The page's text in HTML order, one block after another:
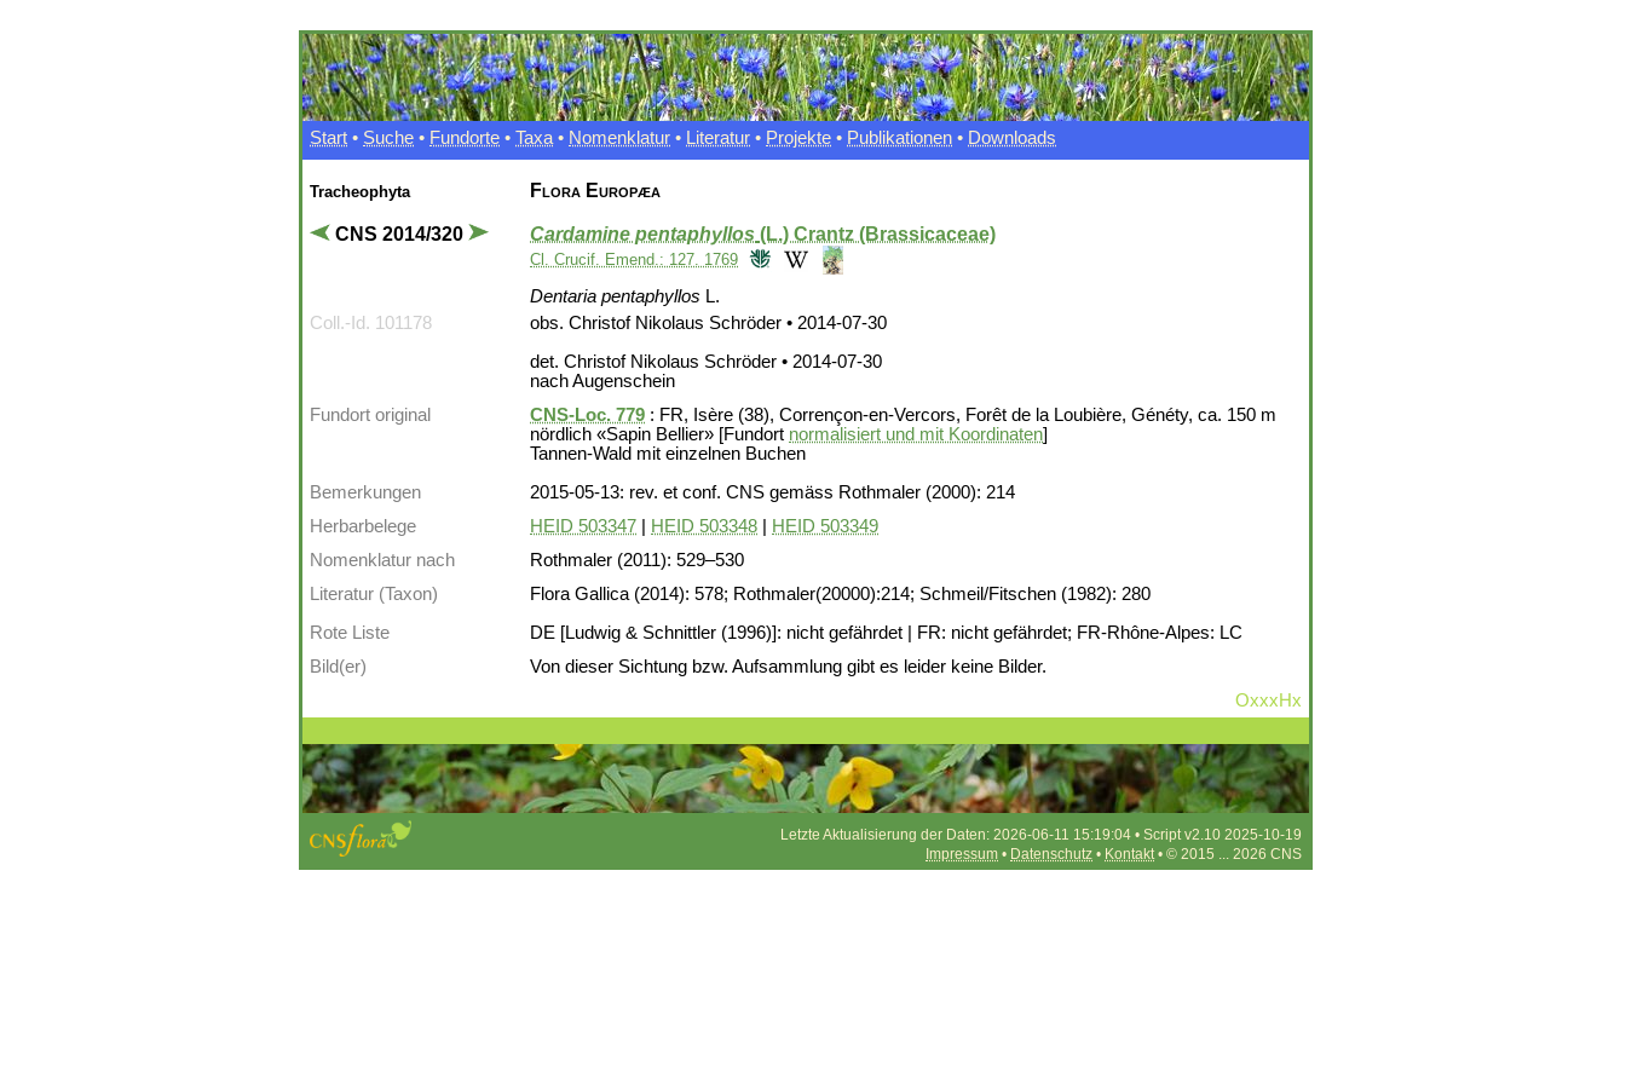
Start • Suche • Fundorte • Taxa • Nomenklatur • Literatur • Projekte • Publikationen • Downloads
Tracheophyta
CNS 2014/320
Flora Europæa
Cardamine pentaphyllos (L.) Crantz (Brassicaceae)
Cl. Crucif. Emend.: 127. 1769
Dentaria pentaphyllos L.
Coll.-Id. 101178
obs. Christof Nikolaus Schröder • 2014-07-30
det. Christof Nikolaus Schröder • 2014-07-30
nach Augenschein
Fundort original
CNS-Loc. 779 : FR, Isère (38), Corrençon-en-Vercors, Forêt de la Loubière, Généty, ca. 150 m
nördlich «Sapin Bellier» [Fundort normalisiert und mit Koordinaten]
Tannen-Wald mit einzelnen Buchen
Bemerkungen
2015-05-13: rev. et conf. CNS gemäss Rothmaler (2000): 214
Herbarbelege
HEID 503347 HEID 503348
HEID 503349
Nomenklatur nach
Rothmaler (2011): 529–530
Literatur (Taxon)
Flora Gallica (2014): 578; Rothmaler(20000):214; Schmeil/Fitschen (1982): 280
Rote Liste
DE [Ludwig & Schnittler (1996)]: nicht gefährdet | FR: nicht gefährdet; FR-Rhône-Alpes: LC
Bild(er)
Von dieser Sichtung bzw. Aufsammlung gibt es leider keine Bilder.
OxxxHx
Letzte Aktualisierung der Daten: 2026-06-11 15:19:04 • Script v2.10 2025-10-19
Impressum • Datenschutz • Kontakt• © 2015 ... 2026 CNS